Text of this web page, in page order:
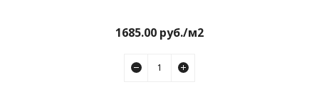
1685.00 руб./м2